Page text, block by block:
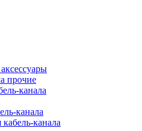
прочие
канала
канала
канала